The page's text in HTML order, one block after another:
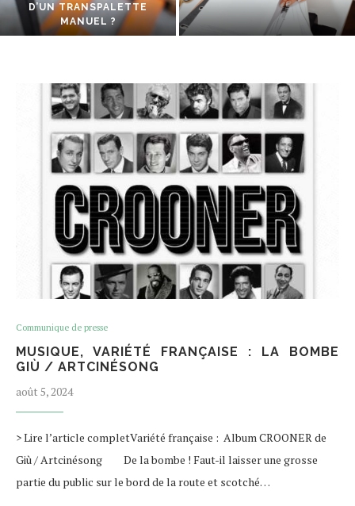
D’UN TRANSPALETTE
MANUEL ?
Communique de presse
MUSIQUE, VARIÉTÉ FRANÇAISE : LA BOMBE
GIÙ / ARTCINÉSONG
août 5, 2024
> Lire l’article completVariété française : Album CROONER de
Giù / Artcinésong De la bombe ! Faut-il laisser une grosse
partie du public sur le bord de la route et scotché…